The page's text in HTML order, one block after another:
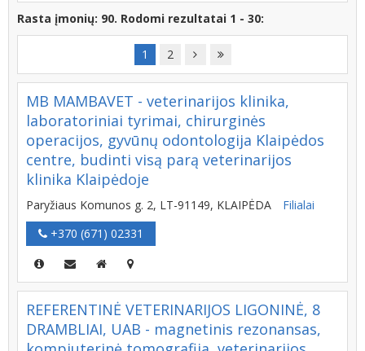
Rasta įmonių: 90. Rodomi rezultatai 1 - 30:
1 2
MB MAMBAVET - veterinarijos klinika,
laboratoriniai tyrimai, chirurginės
operacijos, gyvūnų odontologija Klaipėdos
centre, budinti visą parą veterinarijos
klinika Klaipėdoje
Paryžiaus Komunos g. 2, LT-91149, KLAIPĖDA
Filialai
+370 (671) 02331
REFERENTINĖ VETERINARIJOS LIGONINĖ, 8
DRAMBLIAI, UAB - magnetinis rezonansas,